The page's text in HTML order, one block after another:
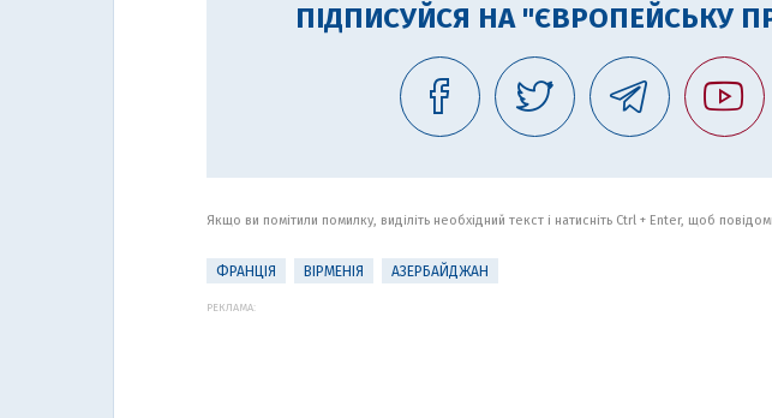
ПІДПИСУЙСЯ НА "ЄВРОПЕЙСЬКУ
Якщо ви помітили помилку, виділіть необхідний текст і натисніть Ctrl + Enter, щоб
ФРАНЦІЯ ВІРМЕНІЯ АЗЕРБАЙДЖАН
РЕКЛАМА: